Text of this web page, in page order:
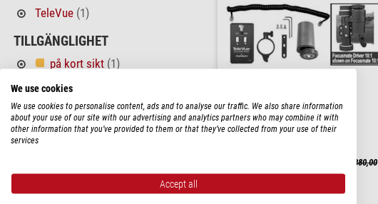
TeleVue (1)
TILLGÄNGLIGHET
på kort sikt (1)
PRIS
350 - 580 $(1)
TeleVue
Rekommenderat försäljningspris: $ 380,00
Vårt pris:
$ 328,00
We use cookies
We use cookies to personalise content, ads and to analyse our traffic. We also share information
about your use of our site with our advertising and analytics partners who may combine it with
other information that you’ve provided to them or that they’ve collected from your use of their
services
Accept all